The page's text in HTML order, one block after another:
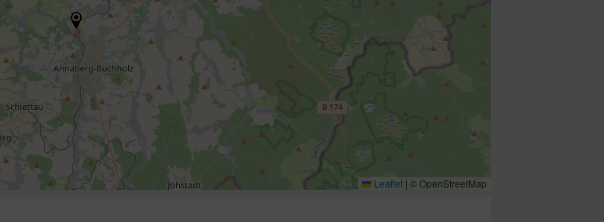
Leaflet | © OpenStreetMap